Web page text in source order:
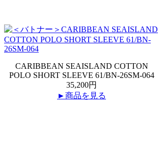
CARIBBEAN SEAISLAND COTTON
POLO SHORT SLEEVE 61/BN-26SM-064
35,200円
►商品を見る